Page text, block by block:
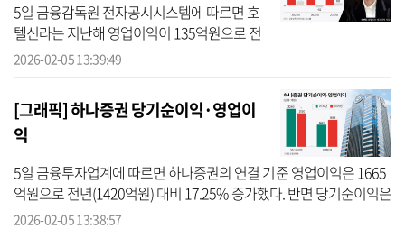
5일 금융감독원 전자공시시스템에 따르면 호
텔신라는 지난해 영업이익이 135억원으로 전
년 동기 대비 흑자 전환했다. 매출은 4조683억
2026-02-05 13:39:49
[그래픽] 하나증권 당기순이익·영업이
익
5일 금융투자업계에 따르면 하나증권의 연결 기준 영업이익은 1665
억원으로 전년(1420억원) 대비 17.25% 증가했다. 반면 당기순이익은
2120억원으로 전년(2240억원)보다 5.36% 줄었다. 하나증권은 증시
2026-02-05 13:38:57